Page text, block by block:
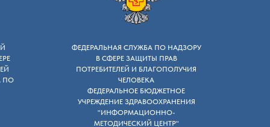
обращений граждан: (495) 627-
прав граждан в сфере охраны
ПО
ФЕДЕРАЛЬНАЯ СЛУЖБА ПО НАДЗОРУ
B СФЕРЕ ЗАЩИТЫ ПРАВ
ПОТРЕБИТЕЛЕЙ И БЛАГОПОЛУЧИЯ
ЧЕЛОВЕКА
ФЕДЕРАЛЬНОЕ БЮДЖЕТНОЕ
УЧРЕЖДЕНИЕ ЗДРАВООХРАНЕНИЯ
"ИНФОРМАЦИОННО-
МЕТОДИЧЕСКИЙ ЦЕНТР"